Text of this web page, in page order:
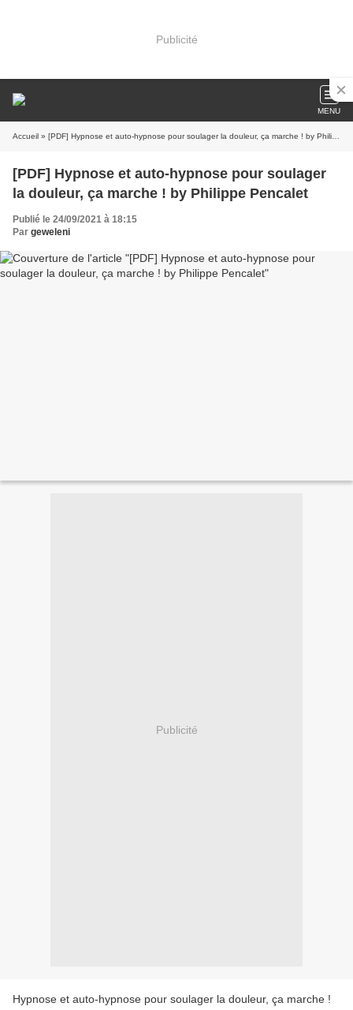
Publicité
MENU
Accueil » [PDF] Hypnose et auto-hypnose pour soulager la douleur, ça marche ! by Philippe Pencalet
[PDF] Hypnose et auto-hypnose pour soulager
la douleur, ça marche ! by Philippe Pencalet
Publié le 24/09/2021 à 18:15
Par geweleni
Publicité
Hypnose et auto-hypnose pour soulager la douleur, ça marche !